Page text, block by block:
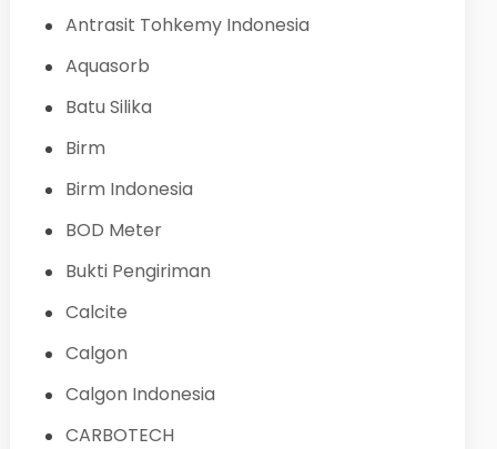
Antrasit Tohkemy Indonesia
Aquasorb
Batu Silika
Birm
Birm Indonesia
BOD Meter
Bukti Pengiriman
Calcite
Calgon
Calgon Indonesia
CARBOTECH